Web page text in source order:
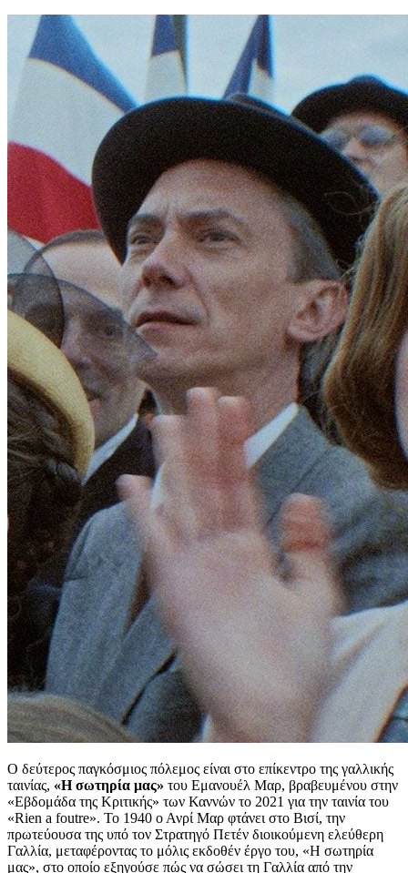
Ο δεύτερος παγκόσμιος πόλεμος είναι στο επίκεντρο της γαλλικής
ταινίας, «Η σωτηρία μας» του Εμανουέλ Μαρ, βραβευμένου στην
«Εβδομάδα της Κριτικής» των Καννών το 2021 για την ταινία του
«Rien a foutre». Το 1940 ο Ανρί Μαρ φτάνει στο Βισί, την
πρωτεύουσα της υπό τον Στρατηγό Πετέν διοικούμενη ελεύθερη
Γαλλία, μεταφέροντας το μόλις εκδοθέν έργο του, «Η σωτηρία
μας», στο οποίο εξηγούσε πώς να σώσει τη Γαλλία από την